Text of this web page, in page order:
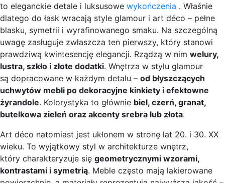
to eleganckie detale i luksusowe wykończenia . Właśnie
dlatego do łask wracają style glamour i art déco – pełne
blasku, symetrii i wyrafinowanego smaku. Na szczególną
uwagę zasługuje zwłaszcza ten pierwszy, który stanowi
prawdziwą kwintesencję elegancji. Rządzą w nim welury,
lustra, szkło i złote dodatki. Wnętrza w stylu glamour
są dopracowane w każdym detalu – od błyszczących
uchwytów mebli po dekoracyjne kinkiety i efektowne
żyrandole. Kolorystyka to głównie biel, czerń, granat,
butelkowa zieleń oraz akcenty srebra lub złota.
Art déco natomiast jest ukłonem w stronę lat 20. i 30. XX
wieku. To wyjątkowy styl w architekturze wnętrz,
który charakteryzuje się geometrycznymi wzorami,
kontrastami i symetrią. Meble często mają lakierowane